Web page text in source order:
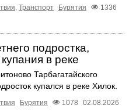
, Транспорт Бурятия
1336
подростка,
в реке
Тарбагатайского
купался в реке Хилок.
Бурятия 1078 02.08.2026